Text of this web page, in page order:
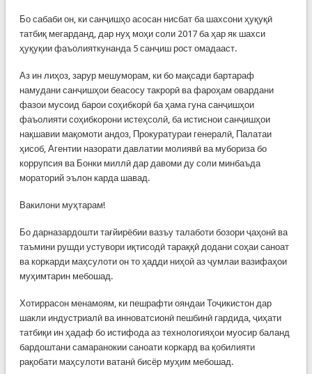
Бо сабаби он, ки санҷишҳо асосан нисбат ба шахсони ҳуқуқӣ
татбиқ мегарданд, дар нуҳ моҳи соли 2017 ба ҳар як шахси
ҳуқуқии фаъолияткунанда 5 санҷиш рост омадааст.
Аз ин лиҳоз, зарур мешуморам, ки бо мақсади бартараф
намудани санҷишҳои беасосу такрорӣ ва фароҳам овардани
фазои мусоид барои соҳибкорӣ ба ҳама гуна санҷишҳои
фаъолияти соҳибкорони истеҳсолӣ, ба истиснои санҷишҳои
нақшавии мақомоти андоз, Прокуратураи генералӣ, Палатаи
ҳисоб, Агентии назорати давлатии молиявӣ ва мубориза бо
коррупсия ва Бонки миллӣ дар давоми ду соли минбаъда
мораторий эълон карда шавад.
Вакилони муҳтарам!
Бо дарназардошти тағйирёбии вазъу талаботи бозори ҷаҳонӣ ва
таъмини рушди устувори иқтисодӣ тараққӣ додани соҳаи саноат
ва коркарди маҳсулоти он то ҳадди ниҳоӣ аз ҷумлаи вазифаҳои
муҳимтарин мебошад.
Хотиррасон менамоям, ки пешрафти ояндаи Тоҷикистон дар
шакли индустриалӣ ва инноватсионӣ пешбинӣ гардида, ҷиҳати
татбиқи ин ҳадаф бо истифода аз технологияҳои муосир баланд
бардоштани самаранокии саноати коркард ва қобилияти
рақобати маҳсулоти ватанӣ бисёр муҳим мебошад.